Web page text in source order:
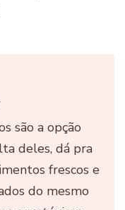
são a opção
deles, dá pra
frescos e
do mesmo